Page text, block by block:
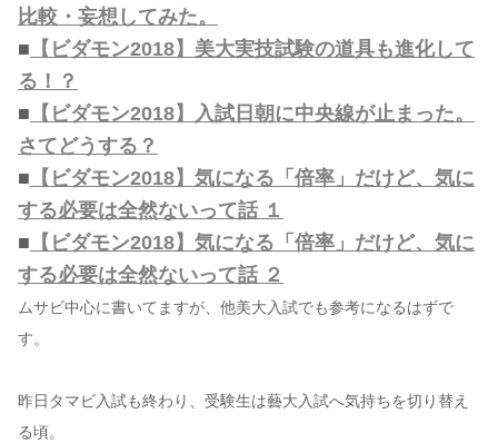
比較・妄想してみた。
■ 【ビダモン2018】美大実技試験の道具も進化して
る！？
■ 【ビダモン2018】入試日朝に中央線が止まった。
さてどうする？
■ 【ビダモン2018】気になる「倍率」だけど、気に
する必要は全然ないって話 １
■ 【ビダモン2018】気になる「倍率」だけど、気に
する必要は全然ないって話 ２
ムサビ中心に書いてますが、他美大入試でも参考になるはずで
す。
昨日タマビ入試も終わり、受験生は藝大入試へ気持ちを切り替え
る頃。